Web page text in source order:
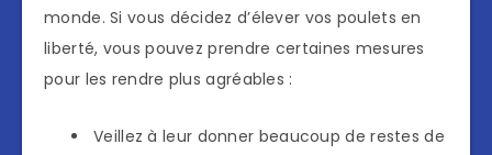
monde. Si vous décidez d’élever vos poulets en
liberté, vous pouvez prendre certaines mesures
pour les rendre plus agréables :
Veillez à leur donner beaucoup de restes de